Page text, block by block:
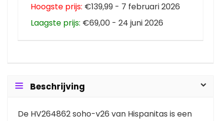
Hoogste prijs: €139,99 - 7 februari 2026
Laagste prijs: €69,00 - 24 juni 2026
Beschrijving
De HV264862 soho-v26 van Hispanitas is een